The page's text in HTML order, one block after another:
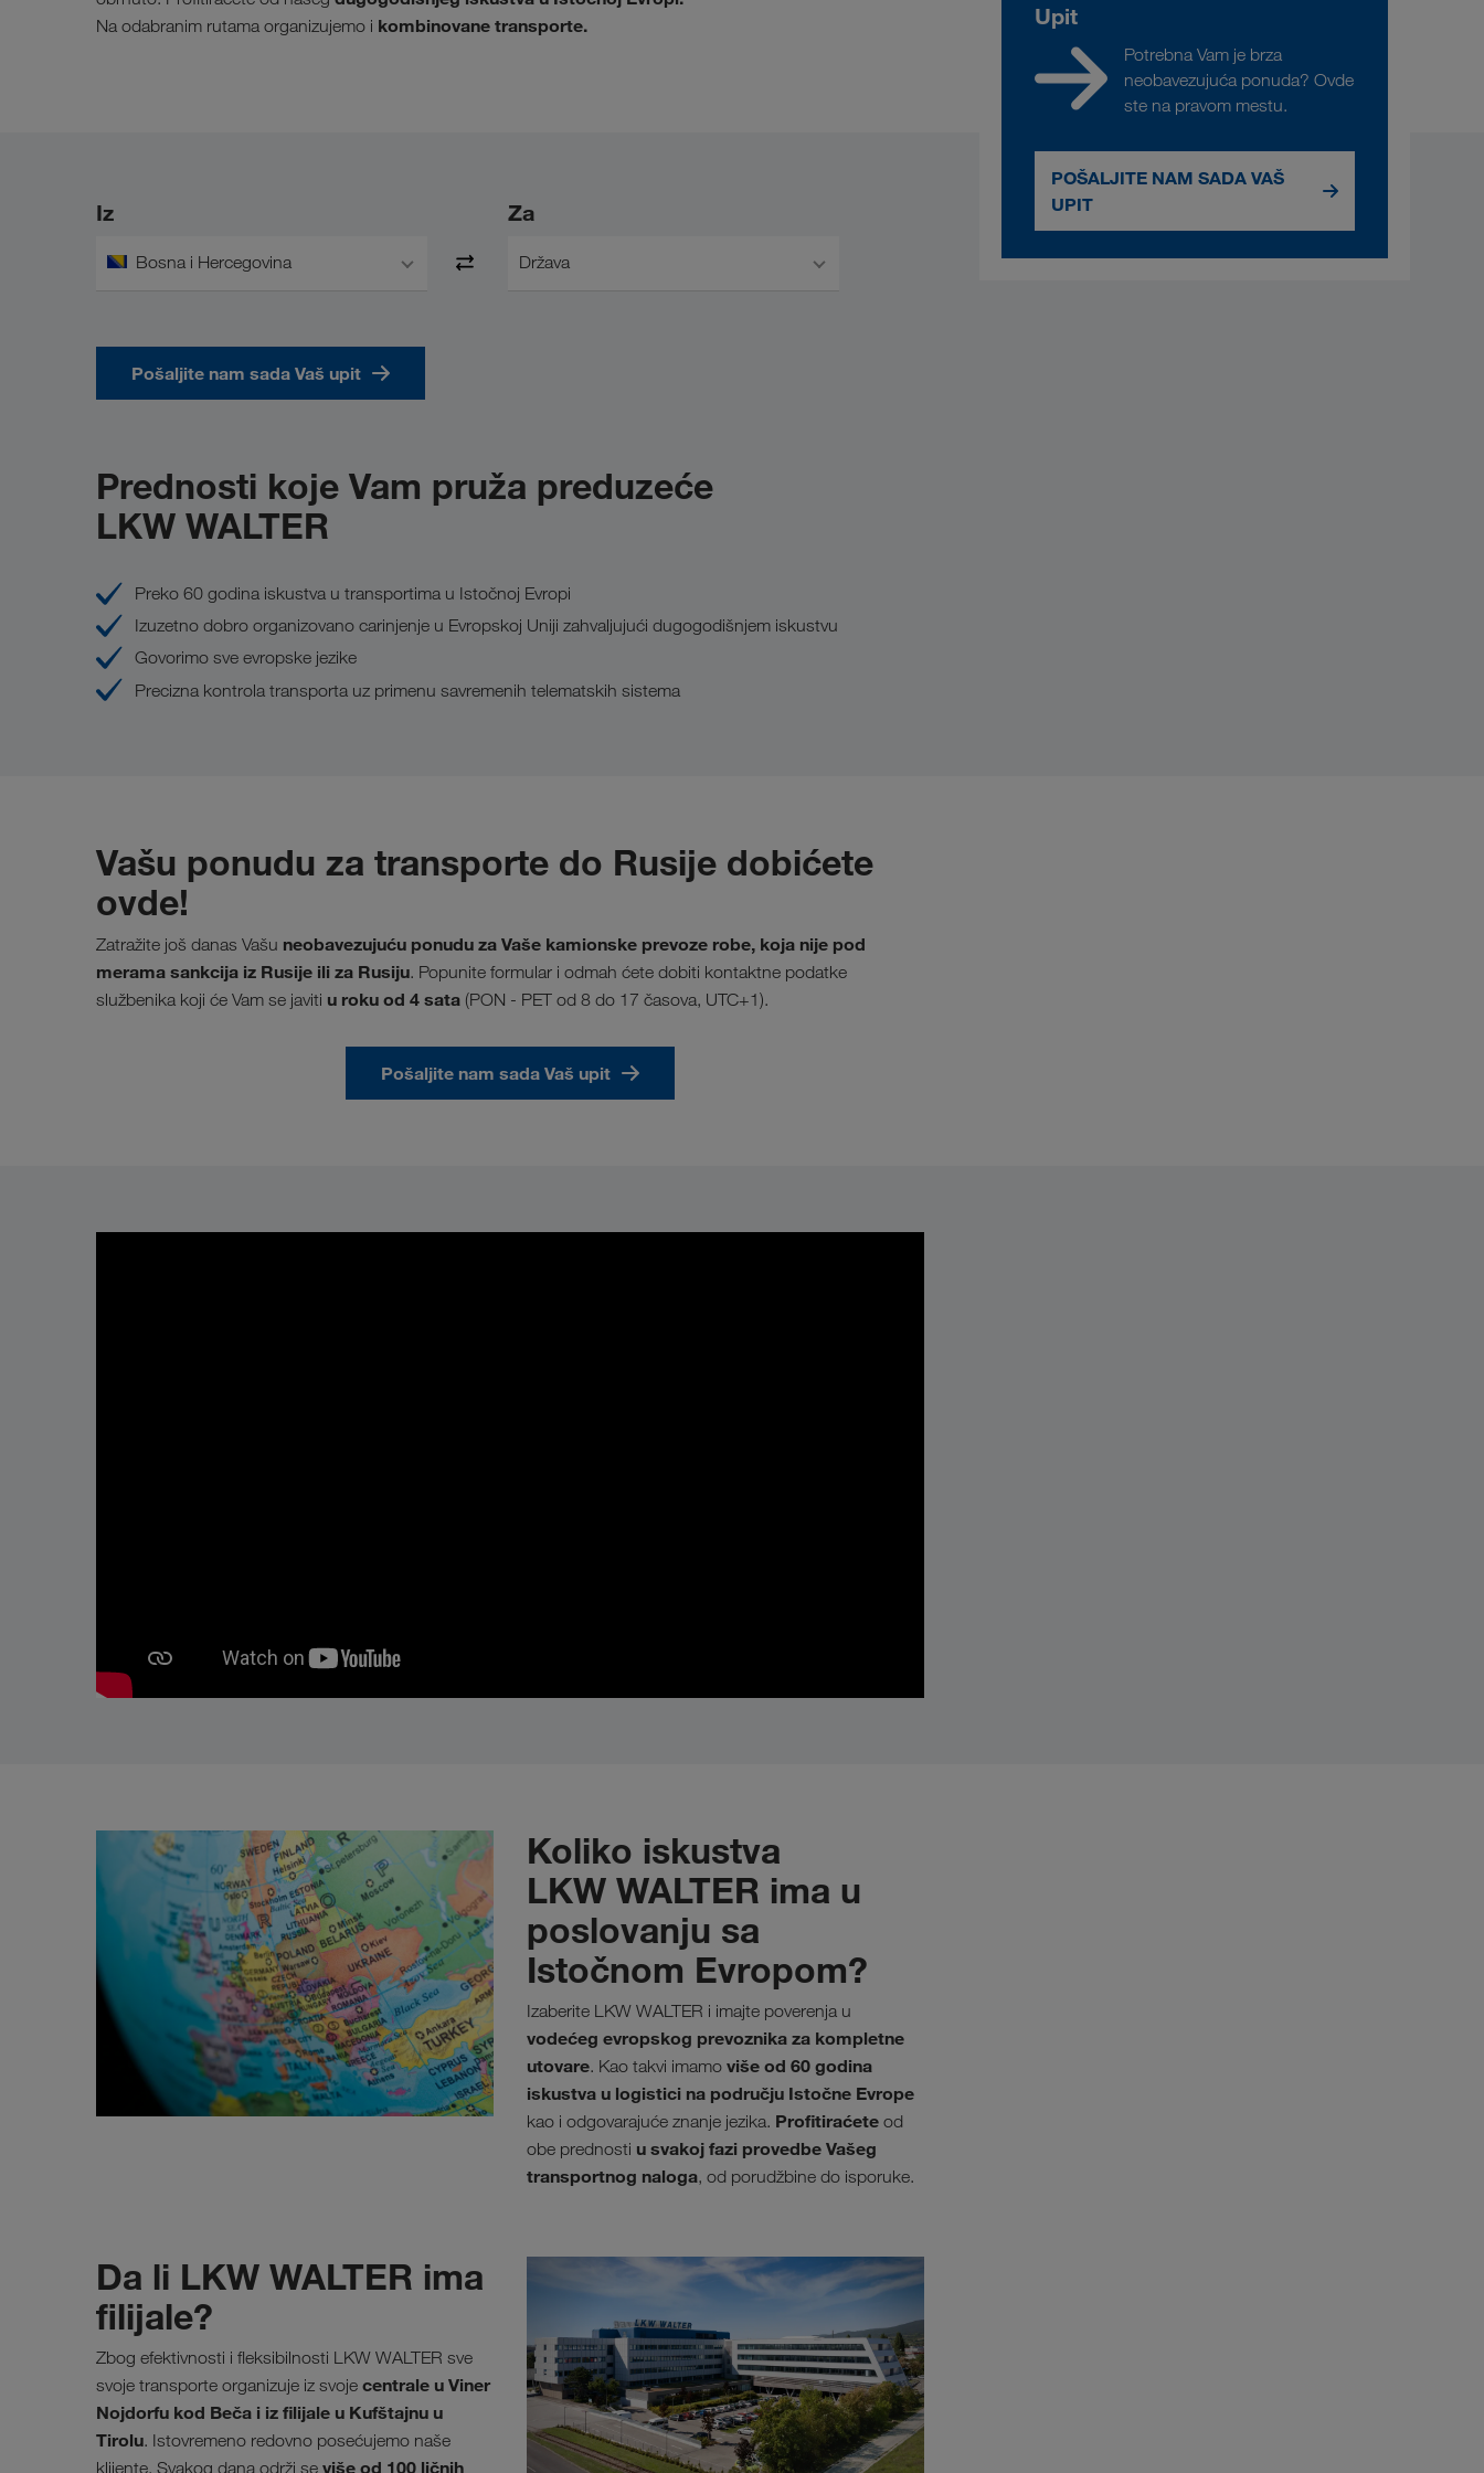
Na odabranim rutama organizujemo i kombinovane transporte.
Iz
Bosna i Hercegovina
Za
Država
Pošaljite nam sada Vaš upit
Prednosti koje Vam pruža preduzeće
LKW WALTER
Preko 60 godina iskustva u transportima u Istočnoj Evropi
Izuzetno dobro organizovano carinjenje u Evropskoj Uniji zahvaljujući dugogodišnjem iskustvu
Govorimo sve evropske jezike
Precizna kontrola transporta uz primenu savremenih telematskih sistema
Vašu ponudu za transporte do Rusije dobićete
ovde!
Zatražite još danas Vašu neobavezujuću ponudu za Vaše kamionske prevoze robe, koja nije pod
merama sankcija iz Rusije ili za Rusiju. Popunite formular i odmah ćete dobiti kontaktne podatke
službenika koji će Vam se javiti u roku od 4 sata (PON - PET od 8 do 17 časova, UTC+1).
Pošaljite nam sada Vaš upit
Koliko iskustva
LKW WALTER ima u
poslovanju sa
Istočnom Evropom?
Izaberite LKW WALTER i imajte poverenja u
vodećeg evropskog prevoznika za kompletne
utovare. Kao takvi imamo više od 60 godina
iskustva u logistici na području Istočne Evrope
kao i odgovarajuće znanje jezika. Profitiraćete od
obe prednosti u svakoj fazi provedbe Vašeg
transportnog naloga, od porudžbine do isporuke.
Da li LKW WALTER ima
filijale?
Zbog efektivnosti i fleksibilnosti LKW WALTER sve
svoje transporte organizuje iz svoje centrale u Viner
Nojdorfu kod Beča i iz filijale u Kufštajnu u
Tirolu. Istovremeno redovno posećujemo naše
klijente. Svakog dana održi se više od 100 ličnih
Upit
Potrebna Vam je brza
neobavezujuća ponuda? Ovde
ste na pravom mestu.
POŠALJITE NAM SADA VAŠ
UPIT